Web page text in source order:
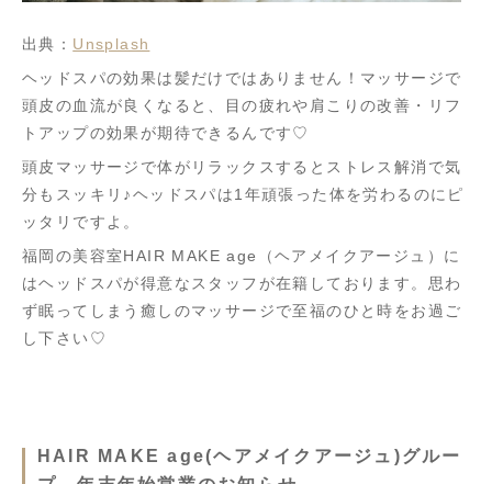
出典： Unsplash
ヘッドスパの効果は髪だけではありません！マッサージで
頭皮の血流が良くなると、目の疲れや肩こりの改善・リフ
トアップの効果が期待できるんです♡
頭皮マッサージで体がリラックスするとストレス解消で気
分もスッキリ♪ヘッドスパは1年頑張った体を労わるのにピ
ッタリですよ。
福岡の美容室HAIR MAKE age（ヘアメイクアージュ）に
はヘッドスパが得意なスタッフが在籍しております。思わ
ず眠ってしまう癒しのマッサージで至福のひと時をお過ご
し下さい♡
HAIR MAKE age(ヘアメイクアージュ)グルー